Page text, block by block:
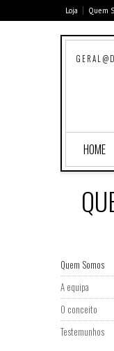
Loja Quem
HOME
Quem Somos
A equipa
O conceito
Testemunhos